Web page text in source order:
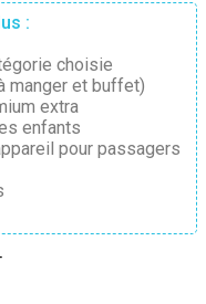
:
choisie
manger et buffet)
extra
enfants
pour passagers